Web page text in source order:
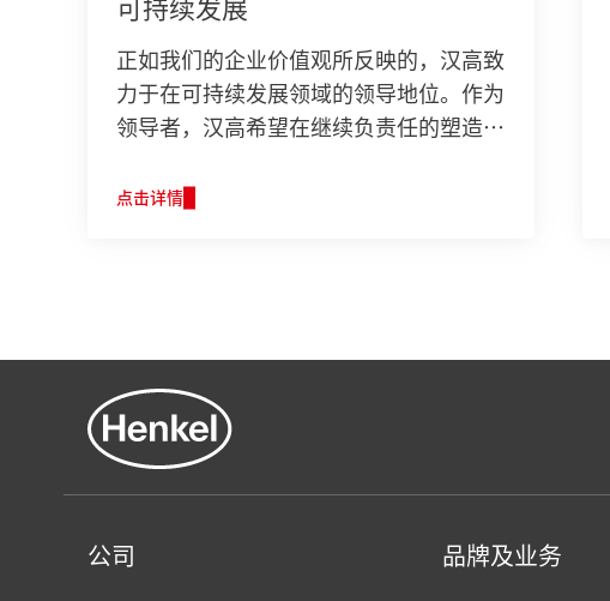
正如我们的企业价值观所反映的，汉高致
力于在可持续发展领域的领导地位。作为
领导者，汉高希望在继续负责任的塑造业
开拓全新的解决方案。
点击详情
公司 品牌及业务